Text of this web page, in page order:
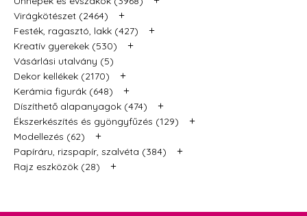
Virágkötészet (2464) +
Festék, ragasztó, lakk (427) +
Kreatív gyerekek (530) +
Vásárlási utalvány (5)
Dekor kellékek (2170)
+
Kerámia figurák (648) +
Díszíthető alapanyagok (474) +
Ékszerkészítés és gyöngyfűzés (129) +
Modellezés (62) +
Papíráru, rizspapír, szalvéta (384) +
Rajz eszközök (28) +